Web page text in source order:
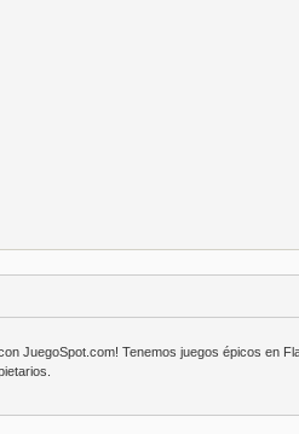
JuegoSpot.com! Tenemos juegos épicos en